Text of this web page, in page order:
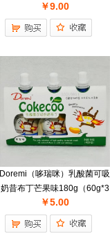
￥9.00
Doremi（哆瑞咪）乳酸菌可吸
奶昔布丁芒果味180g（60g*3
支）*20组/件
￥5.00